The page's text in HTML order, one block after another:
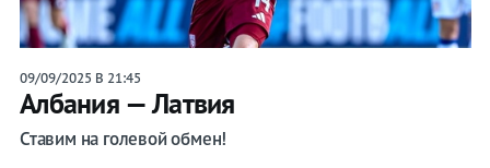
09/09/2025 В 21:45
Албания — Латвия
Ставим на голевой обмен!